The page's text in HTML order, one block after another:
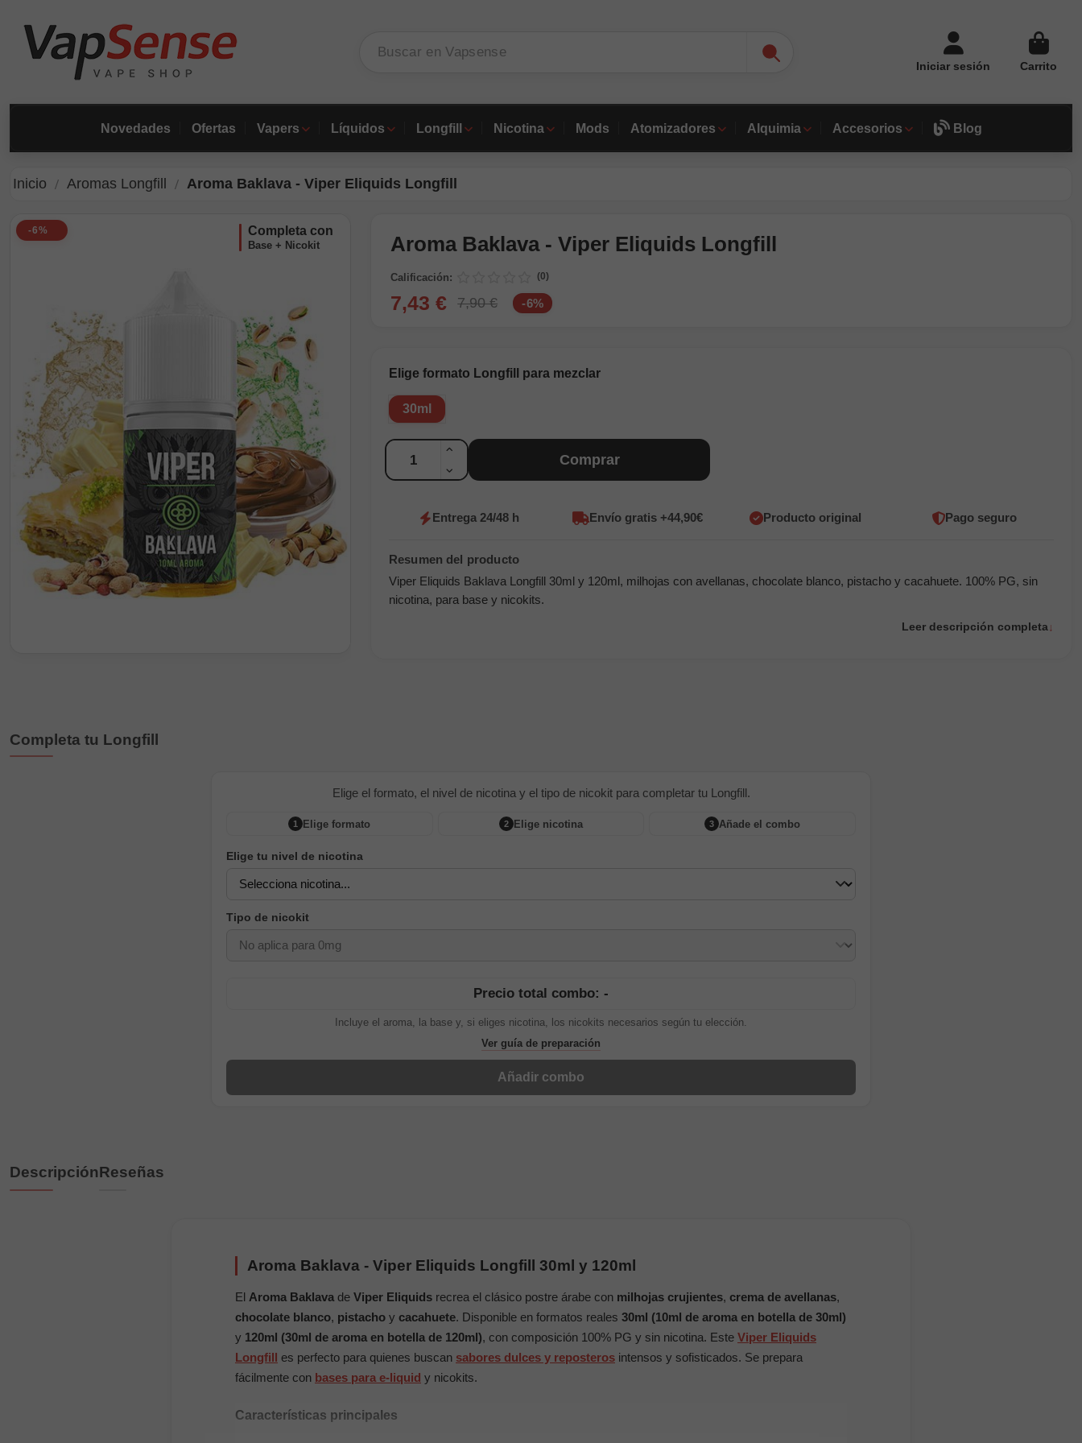
Iniciar sesión Carrito
Novedades Ofertas Vapers Líquidos Longfill Nicotina Mods Atomizadores Alquimia Accesorios Blog
Inicio Aromas Longfill Aroma Baklava - Viper Eliquids Longfill
-6% completa con
Base + Nicokit Aroma Baklava - Viper Eliquids Longfill
Calificación: (0)
7,43 € 7,90 € -6%
Elige formato Longfill para mezclar
30ml
Cantidad
Comprar
Entrega 24/48 h Envío gratis +44,90€ Producto original Pago seguro
Viper Eliquids Baklava Longfill 30ml y 120ml, milhojas con avellanas, chocolate blanco, pistacho y cacahuete. 100% PG, sin
nicotina, para base y nicokits.
Leer descripción completa
Completa tu Longfill
Elige el formato, el nivel de nicotina y el tipo de nicokit para completar tu Longfill.
1 Elige formato 2 Elige nicotina 3 Añade el combo
Elige tu nivel de nicotina
Tipo de nicokit
Precio total combo: -
Incluye el aroma, la base y, si eliges nicotina, los nicokits necesarios según tu elección.
Ver guía de preparación
Añadir combo
DescripciónReseñas
Aroma Baklava - Viper Eliquids Longfill 30ml y 120ml
El Aroma Baklava de Viper Eliquids recrea el clásico postre árabe con milhojas crujientes, crema de avellanas,
chocolate blanco, pistacho y cacahuete. Disponible en formatos reales 30ml (10ml de aroma en botella de 30ml)
y 120ml (30ml de aroma en botella de 120ml), con composición 100% PG y sin nicotina. Este Viper Eliquids
Longfill es perfecto para quienes buscan sabores dulces y reposteros intensos y sofisticados. Se prepara
fácilmente con bases para e-liquid y nicokits.
Características principales